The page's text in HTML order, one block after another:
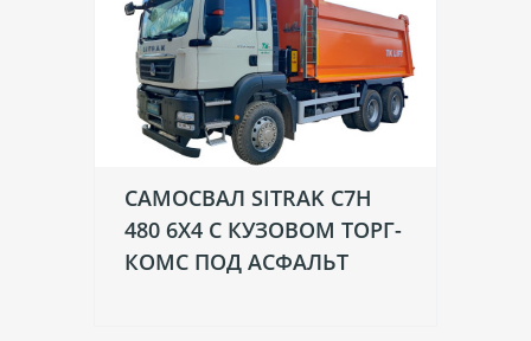
САМОСВАЛ SITRAK C7H
480 6Х4 С КУЗОВОМ ТОРГ-
КОМС ПОД АСФАЛЬТ